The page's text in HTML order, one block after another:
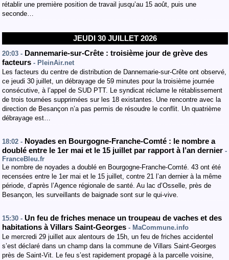
rétablir une première position de travail jusqu’au 15 août, puis une
seconde…
JEUDI 30 JUILLET 2026
20:03 - Dannemarie-sur-Crête : troisième jour de grève des
facteurs - PleinAir.net
Les facteurs du centre de distribution de Dannemarie-sur-Crête ont observé,
ce jeudi 30 juillet, un débrayage de 59 minutes pour la troisième journée
consécutive, à l’appel de SUD PTT. Le syndicat réclame le rétablissement
de trois tournées supprimées sur les 18 existantes. Une rencontre avec la
direction de Besançon n’a pas permis de résoudre le conflit. Un quatrième
débrayage est…
18:02 - Noyades en Bourgogne-Franche-Comté : le nombre a
doublé entre le 1er mai et le 15 juillet par rapport à l’an dernier -
FranceBleu.fr
Le nombre de noyades a doublé en Bourgogne-Franche-Comté. 43 ont été
recensées entre le 1er mai et le 15 juillet, contre 21 l’an dernier à la même
période, d’après l’Agence régionale de santé. Au lac d’Osselle, près de
Besançon, les surveillants de baignade sont sur le qui-vive.
15:30 - Un feu de friches menace un troupeau de vaches et des
habitations à Villars Saint-Georges - MaCommune.info
Le mercredi 29 juillet aux alentours de 15h, un feu de friches accidentel
s’est déclaré dans un champ dans la commune de Villars Saint-Georges
près de Saint-Vit. Le feu s’est rapidement propagé à la parcelle voisine,